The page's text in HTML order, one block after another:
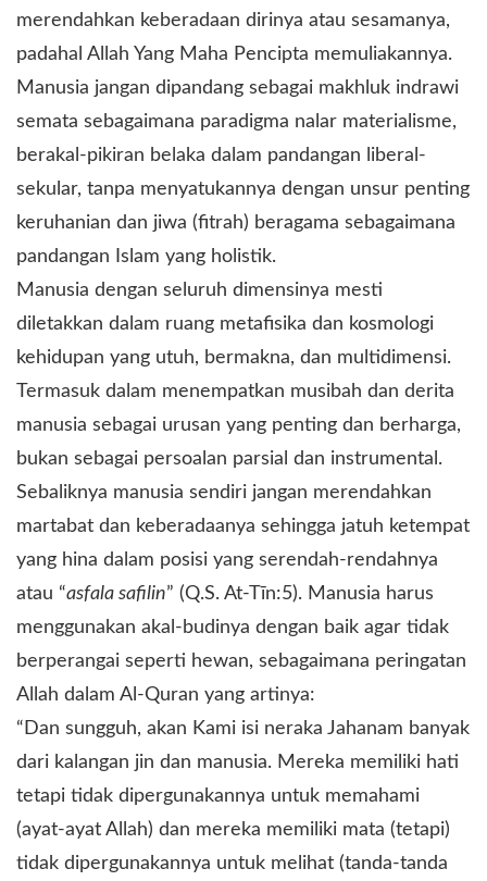
merendahkan keberadaan dirinya atau sesamanya,
padahal Allah Yang Maha Pencipta memuliakannya.
Manusia jangan dipandang sebagai makhluk indrawi
semata sebagaimana paradigma nalar materialisme,
berakal-pikiran belaka dalam pandangan liberal-
sekular, tanpa menyatukannya dengan unsur penting
keruhanian dan jiwa (fitrah) beragama sebagaimana
pandangan Islam yang holistik.
Manusia dengan seluruh dimensinya mesti
diletakkan dalam ruang metafisika dan kosmologi
kehidupan yang utuh, bermakna, dan multidimensi.
Termasuk dalam menempatkan musibah dan derita
manusia sebagai urusan yang penting dan berharga,
bukan sebagai persoalan parsial dan instrumental.
Sebaliknya manusia sendiri jangan merendahkan
martabat dan keberadaanya sehingga jatuh ketempat
yang hina dalam posisi yang serendah-rendahnya
atau “asfala safilin” (Q.S. At-Tīn:5). Manusia harus
menggunakan akal-budinya dengan baik agar tidak
berperangai seperti hewan, sebagaimana peringatan
Allah dalam Al-Quran yang artinya:
“Dan sungguh, akan Kami isi neraka Jahanam banyak
dari kalangan jin dan manusia. Mereka memiliki hati
tetapi tidak dipergunakannya untuk memahami
(ayat-ayat Allah) dan mereka memiliki mata (tetapi)
tidak dipergunakannya untuk melihat (tanda-tanda